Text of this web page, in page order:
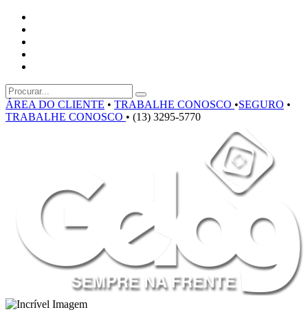
ÁREA DO CLIENTE • TRABALHE CONOSCO •SEGURO •
TRABALHE CONOSCO • (13) 3295-5770